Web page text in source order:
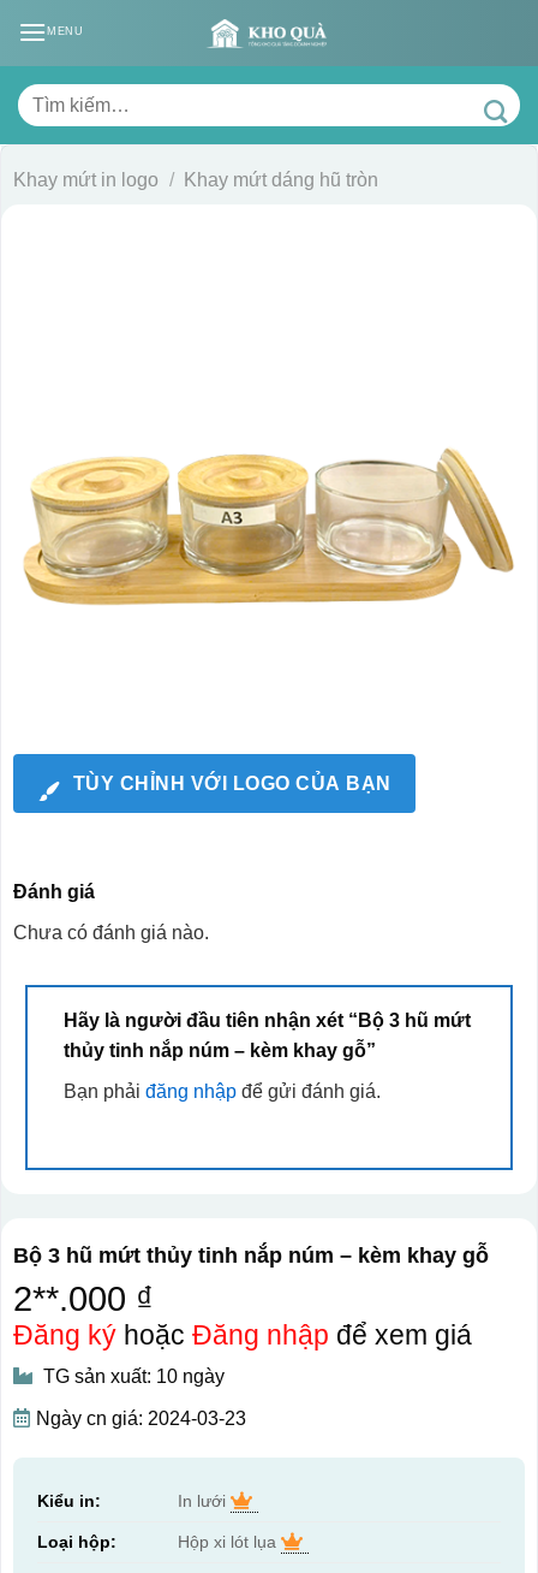
MENU
Tìm
kiếm:
Khay mứt in logo / Khay mứt dáng hũ tròn
TÙY CHỈNH VỚI LOGO CỦA BẠN
Đánh giá
Chưa có đánh giá nào.
Hãy là người đầu tiên nhận xét “Bộ 3 hũ mứt
thủy tinh nắp núm – kèm khay gỗ”
Bạn phải đăng nhậpđể gửi đánh giá.
Bộ 3 hũ mứt thủy tinh nắp núm – kèm khay gỗ
2**.000 ₫
Đăng kýhoặc Đăng nhập để xem giá
TG sản xuất: 10 ngày
Ngày cn giá: 2024-03-23
Kiểu in: In lưới
Loại hộp: Hộp xi lót lụa